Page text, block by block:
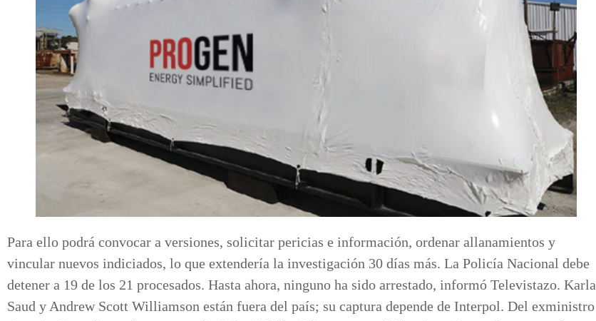
Para ello podrá convocar a versiones, solicitar pericias e información, ordenar allanamientos y
vincular nuevos indiciados, lo que extendería la investigación 30 días más. La Policía Nacional debe
detener a 19 de los 21 procesados. Hasta ahora, ninguno ha sido arrestado, informó Televistazo. Karla
Saud y Andrew Scott Williamson están fuera del país; su captura depende de Interpol. Del exministro